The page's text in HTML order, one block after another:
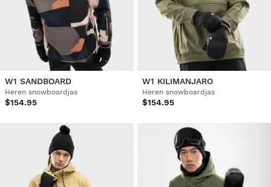
W1 SANDBOARD
Heren snowboardjas
$154.95
W1 KILIMANJARO
Heren snowboardjas
$154.95